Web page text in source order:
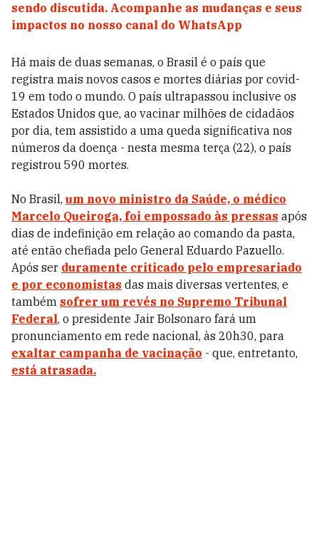
sendo discutida. Acompanhe as mudanças e seus
impactos no nosso canal do WhatsApp
Há mais de duas semanas, o Brasil é o país que
registra mais novos casos e mortes diárias por covid-
19 em todo o mundo. O país ultrapassou inclusive os
Estados Unidos que, ao vacinar milhões de cidadãos
por dia, tem assistido a uma queda significativa nos
números da doença - nesta mesma terça (22), o país
registrou 590 mortes.
No Brasil, um novo ministro da Saúde, o médico
Marcelo Queiroga, foi empossado às pressas após
dias de indefinição em relação ao comando da pasta,
até então chefiada pelo General Eduardo Pazuello.
Após ser duramente criticado pelo empresariado
e por economistas das mais diversas vertentes, e
também sofrer um revés no Supremo Tribunal
Federal, o presidente Jair Bolsonaro fará um
pronunciamento em rede nacional, às 20h30, para
exaltar campanha de vacinação - que, entretanto,
está atrasada.